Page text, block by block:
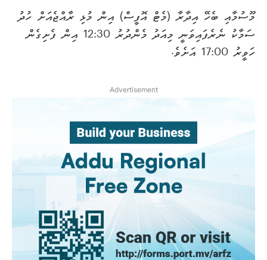
މޫސުމާއި ބެހޭ އިދާރާ (މެޓް އޮފީސް) އިން މުޅި ރާއްޖެއަށް ހުދު
ސަމާކު ނެރެފައިވަނީ މިއަދު މެންދުރު 12:30 އިން ފެށިގެން
ހަވީރު 17:00 އަށެވެ.
Advertisement